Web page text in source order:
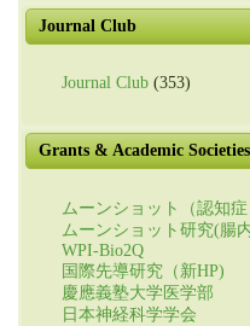
Journal Club
Journal Club (353)
Grants & Academic Societies
ムーンショット（認知症
ムーンショット研究(腸
WPI-Bio2Q
国際先導研究（新HP)
慶應義塾大学医学部
日本神経科学学会